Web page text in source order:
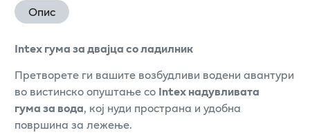
Опис
Intex гума за двајца со ладилник
Претворете ги вашите возбудливи водени авантури
во вистинско опуштање со Intex надувливата
гума за вода, кој нуди пространа и удобна
површина за лежење.